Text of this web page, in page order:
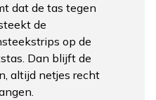
dat de tas tegen
de
op de
Dan blijft de
altijd netjes recht